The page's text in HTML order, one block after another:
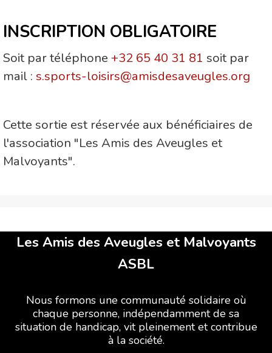
INSCRIPTION OBLIGATOIRE
Soit par téléphone +32 65 40 31 81 soit par
mail : s.sports-loisirs@amisdesaveugles.org
Cette sortie est réservée aux bénéficiaires de
l'association "Les Amis des Aveugles et
Malvoyants".
Les Amis des Aveugles et Malvoyants
ASBL
Nous formons une communauté solidaire où
chaque personne, indépendamment de sa
situation de handicap, vit pleinement et contribue
à la société.